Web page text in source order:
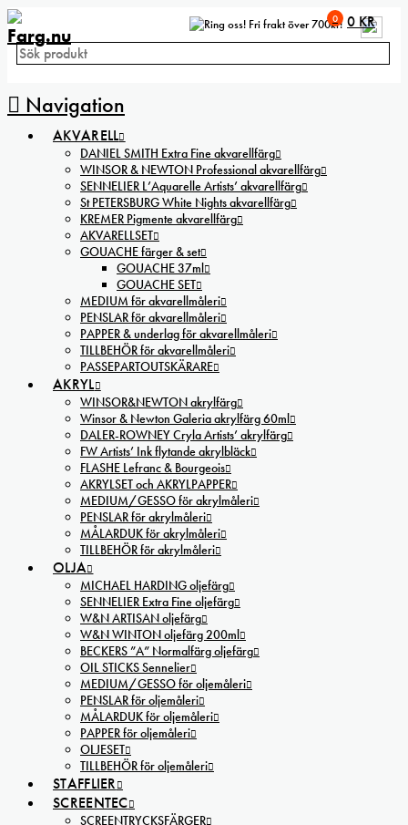
Fri frakt över 700kr!
Navigation
0 0 KR
AKVARELL
DANIEL SMITH Extra Fine akvarellfärg
WINSOR & NEWTON Professional akvarellfärg
SENNELIER L’Aquarelle Artists’ akvarellfärg
St PETERSBURG White Nights akvarellfärg
KREMER Pigmente akvarellfärg
AKVARELLSET
GOUACHE färger & set
GOUACHE 37ml
GOUACHE SET
MEDIUM för akvarellmåleri
PENSLAR för akvarellmåleri
PAPPER & underlag för akvarellmåleri
TILLBEHÖR för akvarellmåleri
PASSEPARTOUTSKÄRARE
AKRYL
WINSOR&NEWTON akrylfärg
Winsor & Newton Galeria akrylfärg 60ml
DALER-ROWNEY Cryla Artists’ akrylfärg
FW Artists’ Ink flytande akrylbläck
FLASHE Lefranc & Bourgeois
AKRYLSET och AKRYLPAPPER
MEDIUM/GESSO för akrylmåleri
PENSLAR för akrylmåleri
MÅLARDUK för akrylmåleri
TILLBEHÖR för akrylmåleri
OLJA
MICHAEL HARDING oljefärg
SENNELIER Extra Fine oljefärg
W&N ARTISAN oljefärg
W&N WINTON oljefärg 200ml
BECKERS ”A” Normalfärg oljefärg
OIL STICKS Sennelier
MEDIUM/GESSO för oljemåleri
PENSLAR för oljemåleri
MÅLARDUK för oljemåleri
PAPPER för oljemåleri
OLJESET
TILLBEHÖR för oljemåleri
STAFFLIER
SCREENTEC
SCREENTRYCKSFÄRGER